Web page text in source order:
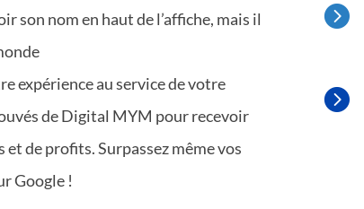
son nom en haut de l’affiche, mais il
expérience au service de votre
de Digital MYM pour recevoir
de profits. Surpassez même vos
Google !

